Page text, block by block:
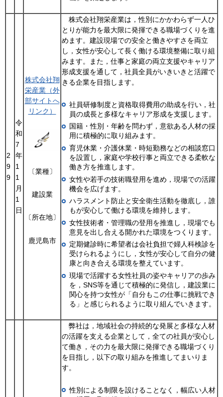
2
9
9
令
和
7
年
1
1
月
1
日
株式会社翔
栄産業（外
部サイトへ
リンク）
〔業種〕
建設業
〔所在地〕
鹿児島市
株式会社翔栄産業は，性別にかかわらず一人ひ
とりが能力を最大限に発揮できる職場づくりを進
めます。建設現場での安全と働きやすさを両立
し，女性が安心して長く働ける環境整備に取り組
みます。また，仕事と家庭の両立支援やキャリア
形成支援を通して，社員全員がいきいきと活躍で
きる企業を目指します。
社員研修制度と資格取得費用の助成を行い，社
員の成長と多様なキャリア形成を支援します。
国籍・性別・年齢を問わず，意欲ある人材の採
用に積極的に取り組みます。
育児休業・介護休業・時短勤務などの相談窓口
を設置し，家庭や学校行事と両立できる柔軟な
働き方を推進します。
女性や若手の技術職登用を進め，現場での活躍
機会を広げます。
ハラスメント防止と安全衛生活動を徹底し，誰
もが安心して働ける環境を維持します。
女性技術者・管理職の登用を推進し，現場でも
意見を出し合える開かれた環境をつくります。
定期健診時に希望者は会社負担で婦人科検診を
受けられるようにし，女性が安心して自分の健
康と向き合える環境を整えています。
現場で活躍する女性社員の姿やキャリアの歩み
を，SNS等を通じて積極的に発信し，建設業に
関心を持つ女性が「自分もこの仕事に挑戦でき
る」と感じられるように取り組んでいきます。
弊社は，地域社会の持続的な発展と多様な人材
の活躍を支える企業として，全ての社員が安心し
て働き，その力を最大限に発揮できる職場づくり
を目指し，以下の取り組みを推進してまいりま
す。
性別による制限を設けることなく，幅広い人材